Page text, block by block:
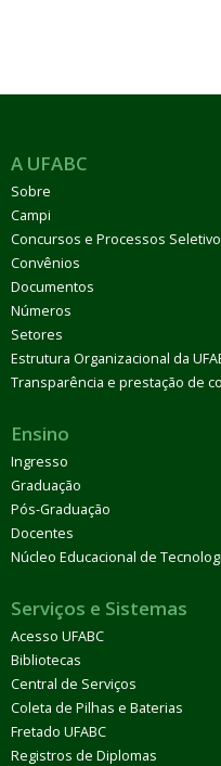
A UFABC
Sobre
Campi
Concursos e Processos
Convênios
Documentos
Números
Setores
Estrutura Organizacional da
Transparência e prestação de
Ensino
Ingresso
Graduação
Pós-Graduação
Docentes
Núcleo Educacional de
Serviços e Sistemas
Acesso UFABC
Bibliotecas
Central de Serviços
Coleta de Pilhas e Baterias
Fretado UFABC
Registros de Diplomas